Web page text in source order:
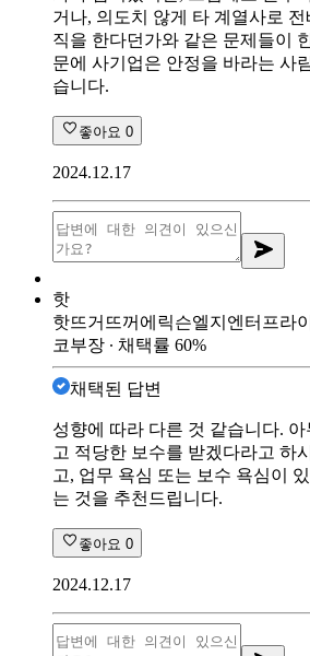
거나, 의도치 않게 타 계열사로
직을 한다던가와 같은 문제들이
문에 사기업은 안정을 바라는 사
습니다.
좋아요 0
2024.12.17
핫
핫뜨거뜨꺼 에릭슨엘지엔터프라
코부장 ∙ 채택률 60%
채택된 답변
성향에 따라 다른 것 같습니다.
고 적당한 보수를 받겠다라고 하
고, 업무 욕심 또는 보수 욕심이
는 것을 추천드립니다.
좋아요 0
2024.12.17